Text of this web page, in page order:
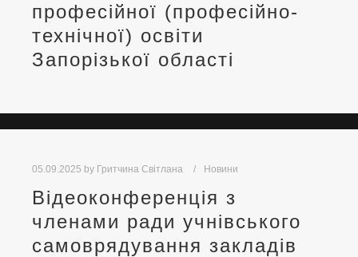
професійної (професійно-
технічної) освіти
Запорізької області
05.09.2025 by Гритчина Світлана Новини
Відеоконференція з
членами ради учнівського
самоврядування закладів